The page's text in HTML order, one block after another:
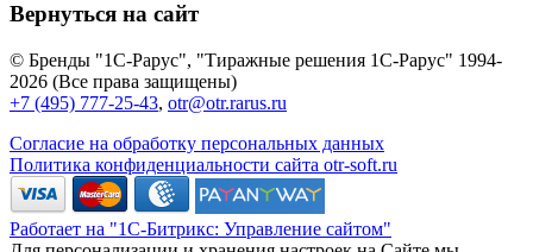
Вернуться на сайт
© Бренды "1С-Рарус", "Тиражные решения 1С-Рарус" 1994-
2026 (Все права защищены)
+7 (495) 777-25-43, otr@otr.rarus.ru
Согласие на обработку персональных данных
Политика конфиденциальности сайта otr-soft.ru
Работает на "1С-Битрикс: Управление сайтом"